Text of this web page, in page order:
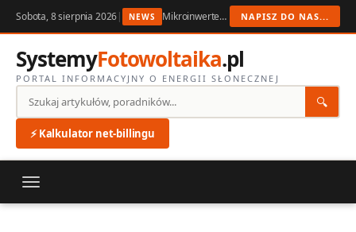
Sobota, 8 sierpnia 2026| NEWS Mikroinwertery PV w 2026: kiedy dopłata ma sens NAPISZ DO NAS...
SystemyFotowoltaika.pl
PORTAL INFORMACYJNY O ENERGII SŁONECZNEJ
🔍
⚡ Kalkulator net-billingu